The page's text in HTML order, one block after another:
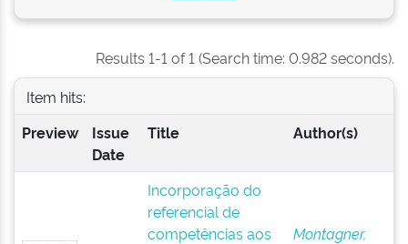
Results 1-1 of 1 (Search time: 0.982 seconds).
Item hits:
Preview
Issue
Date
Title Author(s)
Incorporação do
referencial de
competências aos
Montagner,